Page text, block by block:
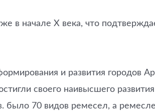
в начале X века, что
и развития городов
своего наивысшего
было 70 видов ремесел, а